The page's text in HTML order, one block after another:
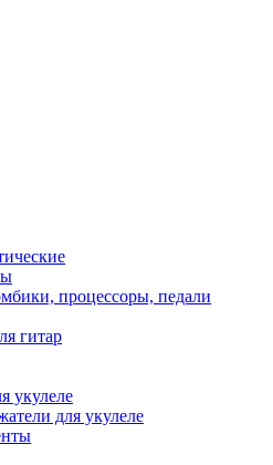
процессоры, педали
гитар
укулеле
для укулеле